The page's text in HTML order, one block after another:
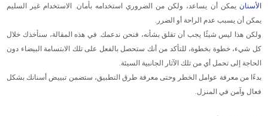
الأسنان يمكن أن يساعد، ولكن من الضروري استخدامه بأمان. الاستخدام غير السليم
يمكن أن يسبب عدم الراحة أو الضرر.
ولكن هذا ليس شيئًا يجب أن تقلق بشأنه، فنحن ندعمك. في هذه المقالة، سنأخذك خلال
كل شيء، خطوة بخطوة، للتأكد من أنك ستحصل بالفعل على تلك الابتسامة البيضاء دون
الحاجة إلى تحمل أي من تلك الآثار الجانبية السيئة.
بدءًا من معرفة عوامل الخطر وحتى معرفة طرق التطبيق، ستضمن تبييض أسنانك بشكل
فعال وآمن في المنزل.